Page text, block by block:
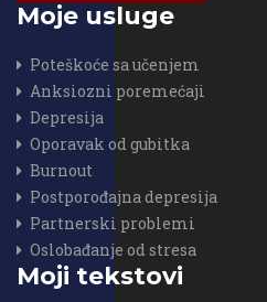
Moje usluge
Poteškoće sa učenjem
Anksiozni poremećaji
Depresija
Oporavak od gubitka
Burnout
Postporođajna depresija
Partnerski problemi
Oslobađanje od stresa
Moji tekstovi